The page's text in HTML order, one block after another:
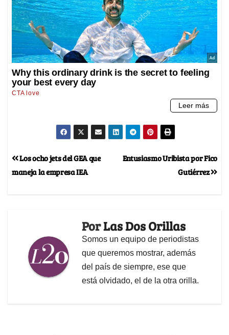
Entusiasmo Uribista por Fico
Gutiérrez
Los ocho jets del GEA que
maneja la empresa IEA
PorLas Dos Orillas
Somos un equipo de periodistas
que queremos mostrar, además
del país de siempre, ese que
está olvidado, el de la otra orilla.